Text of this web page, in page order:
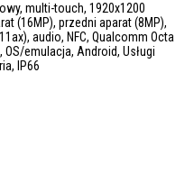
multi-touch, 1920x1200
(16MP), przedni aparat (8MP),
audio, NFC, Qualcomm Octa
OS/emulacja, Android, Usługi
IP66